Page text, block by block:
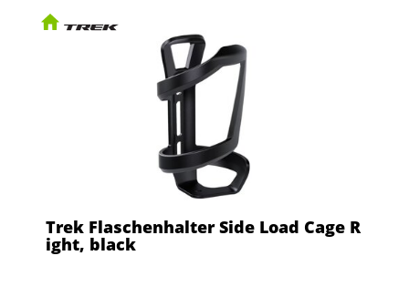
Trek Flaschenhalter Side Load Cage R
ight, black